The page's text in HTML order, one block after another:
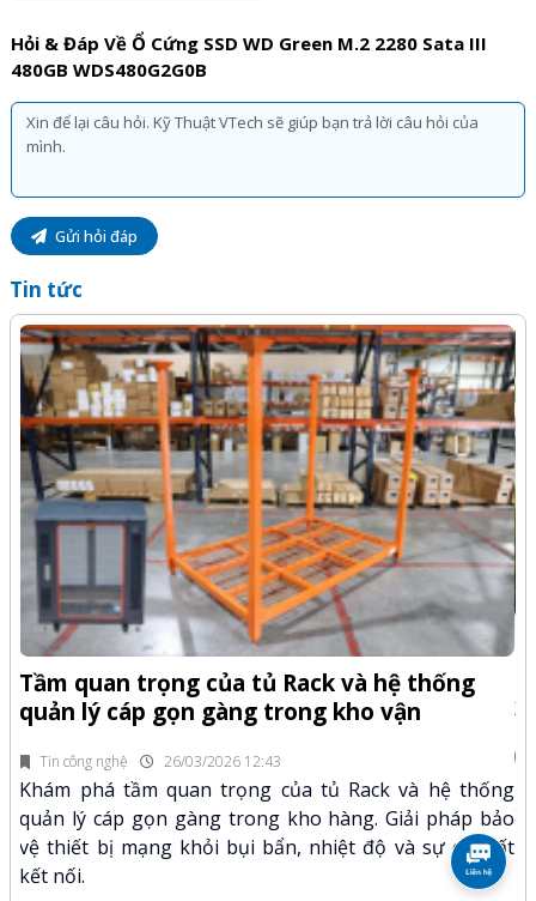
Hỏi & Đáp Về Ổ Cứng SSD WD Green M.2 2280 Sata III
480GB WDS480G2G0B
Gửi hỏi đáp
Tin tức
Tin công nghệ 26/03/2026 12:43
Tầm quan trọng của tủ Rack và hệ thống
quản lý cáp gọn gàng trong kho vận
Khám phá tầm quan trọng của tủ Rack và hệ thống
quản lý cáp gọn gàng trong kho hàng. Giải pháp bảo
vệ thiết bị mạng khỏi bụi bẩn, nhiệt độ và sự cố mất
kết nối.